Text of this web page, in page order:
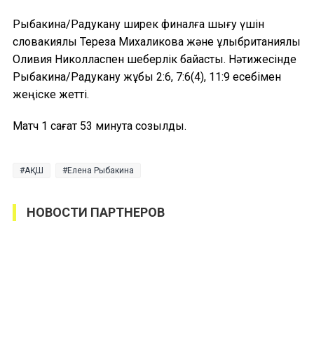
Рыбакина/Радукану ширек финалға шығу үшін
словакиялық Тереза Михаликова және ұлыбританиялық
Оливия Николласпен шеберлік байқасты. Нәтижесінде
Рыбакина/Радукану жұбы 2:6, 7:6(4), 11:9 есебімен
жеңіске жетті.
Матч 1 сағат 53 минутқа созылды.
АҚШ Елена Рыбакина
НОВОСТИ ПАРТНЕРОВ